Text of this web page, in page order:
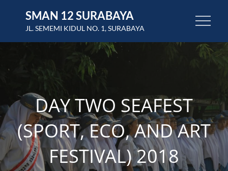
SMAN 12 SURABAYA
JL. SEMEMI KIDUL NO. 1, SURABAYA
DAY TWO SEAFEST
(SPORT, ECO, AND ART
FESTIVAL) 2018